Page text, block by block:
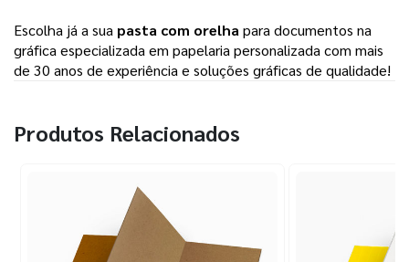
Escolha já a sua pasta com orelha para documentos na
gráfica especializada em papelaria personalizada com mais
de 30 anos de experiência e soluções gráficas de qualidade!
Produtos Relacionados